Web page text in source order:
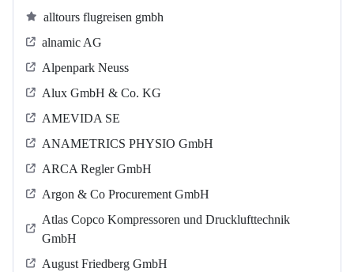
alltours flugreisen gmbh
alnamic AG
Alpenpark Neuss
Alux GmbH & Co. KG
AMEVIDA SE
ANAMETRICS PHYSIO GmbH
ARCA Regler GmbH
Argon & Co Procurement GmbH
Atlas Copco Kompressoren und Drucklufttechnik
GmbH
August Friedberg GmbH